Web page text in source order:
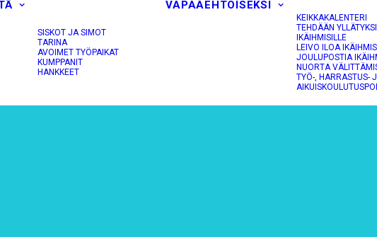
SISKOT JA SIMOT
TARINA
AVOIMET TYÖPAIKAT
KUMPPANIT
HANKKEET
VAPAAEHTOISEKSI
KEIKKAKALENTERI
TEHDÄÄN
IKÄIHMISILLE
LEIVO ILOA
JOULUPOSTIA
NUORTA
TYÖ-, HARRASTUS-